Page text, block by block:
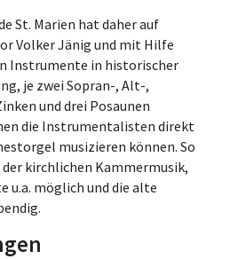
St. Marien hat daher auf
Volker Jänig und mit Hilfe
Instrumente in historischer
je zwei Sopran-, Alt-,
und drei Posaunen
die Instrumentalisten direkt
musizieren können. So
der kirchlichen Kammermusik,
u.a. möglich und die alte